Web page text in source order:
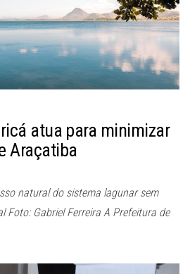
atua para minimizar
Araçatiba
natural do sistema lagunar sem
Foto: Gabriel Ferreira A Prefeitura de